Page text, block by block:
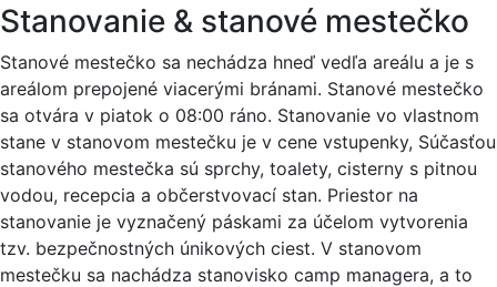
Stanovanie & stanové mestečko
Stanové mestečko sa nechádza hneď vedľa areálu a je s
areálom prepojené viacerými bránami. Stanové mestečko
sa otvára v piatok o 08:00 ráno. Stanovanie vo vlastnom
stane v stanovom mestečku je v cene vstupenky, Súčasťou
stanového mestečka sú sprchy, toalety, cisterny s pitnou
vodou, recepcia a občerstvovací stan. Priestor na
stanovanie je vyznačený páskami za účelom vytvorenia
tzv. bezpečnostných únikových ciest. V stanovom
mestečku sa nachádza stanovisko camp managera, a to